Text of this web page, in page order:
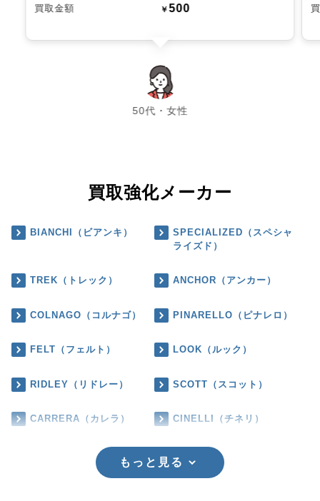
買取金額 ￥500
50代・女性
chevron_left chevron_right
買取強化メーカー
BIANCHI（ビアンキ）
SPECIALIZED（スペシャ
ライズド）
TREK（トレック） ANCHOR（アンカー）
COLNAGO（コルナゴ） PINARELLO（ピナレロ）
FELT（フェルト） LOOK（ルック）
RIDLEY（リドレー） SCOTT（スコット）
CARRERA（カレラ） CINELLI（チネリ）
もっと見る